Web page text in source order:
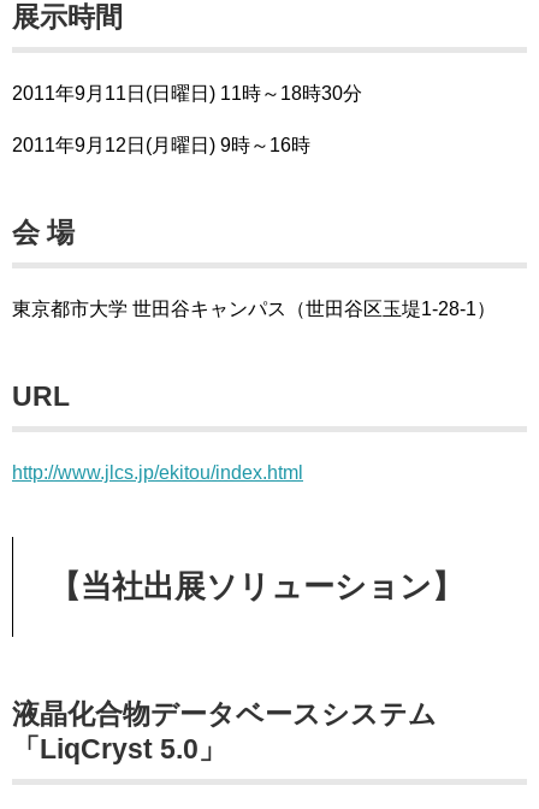
展示時間
2011年9月11日(日曜日) 11時～18時30分
2011年9月12日(月曜日) 9時～16時
会 場
東京都市大学 世田谷キャンパス（世田谷区玉堤1-28-1）
URL
http://www.jlcs.jp/ekitou/index.html
【当社出展ソリューション】
液晶化合物データベースシステム
「LiqCryst 5.0」